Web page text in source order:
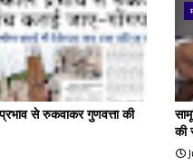
प्रभाव से रुकवाकर गुणवत्ता की
की